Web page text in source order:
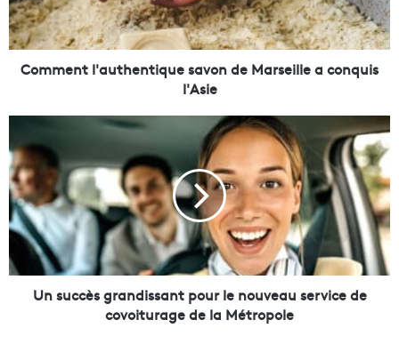
t
l
'
n
t
i
q
u
e
s
Comment l'authentique savon de Marseille a conquis
l'Asie
n
s
u
c
c
è
s
g
Un succès grandissant pour le nouveau service de
covoiturage de la Métropole